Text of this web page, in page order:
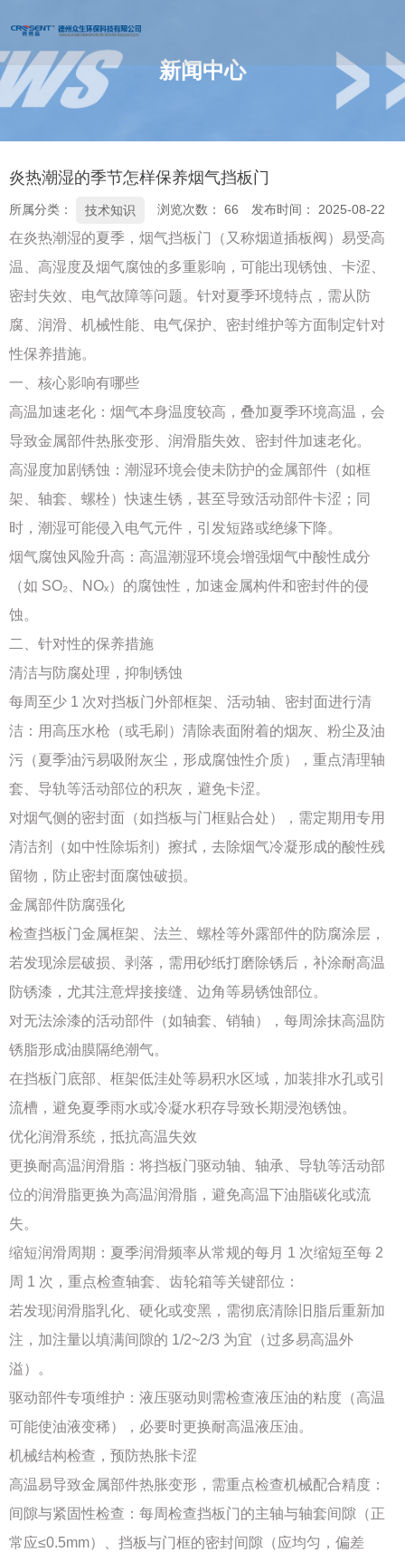
新闻中心
门
炎热潮湿的季节怎样保养烟气挡板门
所属分类： 技术知识 浏览次数： 66 发布时间： 2025-08-22
在炎热潮湿的夏季，烟气挡板门（又称烟道插板阀）易受高
温、高湿度及烟气腐蚀的多重影响，可能出现锈蚀、卡涩、
密封失效、电气故障等问题。针对夏季环境特点，需从防
腐、润滑、机械性能、电气保护、密封维护等方面制定针对
性保养措施。
一、核心影响有哪些
高温加速老化：烟气本身温度较高，叠加夏季环境高温，会
导致金属部件热胀变形、润滑脂失效、密封件加速老化。
高湿度加剧锈蚀：潮湿环境会使未防护的金属部件（如框
架、轴套、螺栓）快速生锈，甚至导致活动部件卡涩；同
时，潮湿可能侵入电气元件，引发短路或绝缘下降。
烟气腐蚀风险升高：高温潮湿环境会增强烟气中酸性成分
（如 SO₂、NOₓ）的腐蚀性，加速金属构件和密封件的侵
蚀。
二、针对性的保养措施
清洁与防腐处理，抑制锈蚀
每周至少 1 次对挡板门外部框架、活动轴、密封面进行清
洁：用高压水枪（或毛刷）清除表面附着的烟灰、粉尘及油
污（夏季油污易吸附灰尘，形成腐蚀性介质），重点清理轴
套、导轨等活动部位的积灰，避免卡涩。
对烟气侧的密封面（如挡板与门框贴合处），需定期用专用
清洁剂（如中性除垢剂）擦拭，去除烟气冷凝形成的酸性残
留物，防止密封面腐蚀破损。
金属部件防腐强化
检查挡板门金属框架、法兰、螺栓等外露部件的防腐涂层，
若发现涂层破损、剥落，需用砂纸打磨除锈后，补涂耐高温
防锈漆，尤其注意焊接接缝、边角等易锈蚀部位。
对无法涂漆的活动部件（如轴套、销轴），每周涂抹高温防
锈脂形成油膜隔绝潮气。
在挡板门底部、框架低洼处等易积水区域，加装排水孔或引
流槽，避免夏季雨水或冷凝水积存导致长期浸泡锈蚀。
优化润滑系统，抵抗高温失效
更换耐高温润滑脂：将挡板门驱动轴、轴承、导轨等活动部
位的润滑脂更换为高温润滑脂，避免高温下油脂碳化或流
失。
缩短润滑周期：夏季润滑频率从常规的每月 1 次缩短至每 2
周 1 次，重点检查轴套、齿轮箱等关键部位：
若发现润滑脂乳化、硬化或变黑，需彻底清除旧脂后重新加
注，加注量以填满间隙的 1/2~2/3 为宜（过多易高温外
溢）。
驱动部件专项维护：液压驱动则需检查液压油的粘度（高温
可能使油液变稀），必要时更换耐高温液压油。
机械结构检查，预防热胀卡涩
高温易导致金属部件热胀变形，需重点检查机械配合精度：
间隙与紧固性检查：每周检查挡板门的主轴与轴套间隙（正
常应≤0.5mm）、挡板与门框的密封间隙（应均匀，偏差